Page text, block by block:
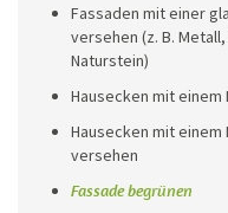
Fassaden mit einer
versehen (z. B.
Naturstein)
Hausecken mit
Hausecken mit
versehen
Fassade begrünen